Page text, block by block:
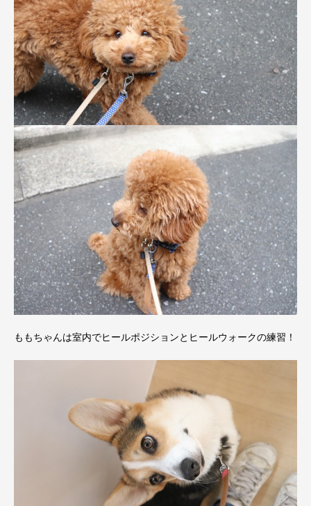
ももちゃんは室内でヒールポジションとヒールウォークの練習！